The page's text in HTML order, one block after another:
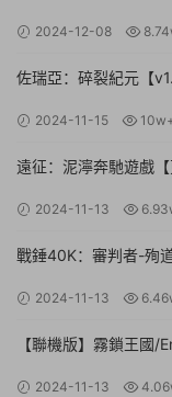
2024-12-08
佐瑞亞：碎裂紀元【
2024-11-15
遠征：泥濘奔馳遊戲
2024-11-13
戰錘40K：審判者-殉
2024-11-13
【聯機版】霧鎖王國
2024-11-13